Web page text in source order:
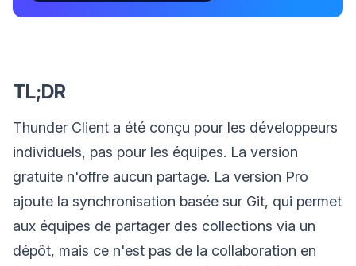
TL;DR
Thunder Client a été conçu pour les développeurs
individuels, pas pour les équipes. La version
gratuite n'offre aucun partage. La version Pro
ajoute la synchronisation basée sur Git, qui permet
aux équipes de partager des collections via un
dépôt, mais ce n'est pas de la collaboration en